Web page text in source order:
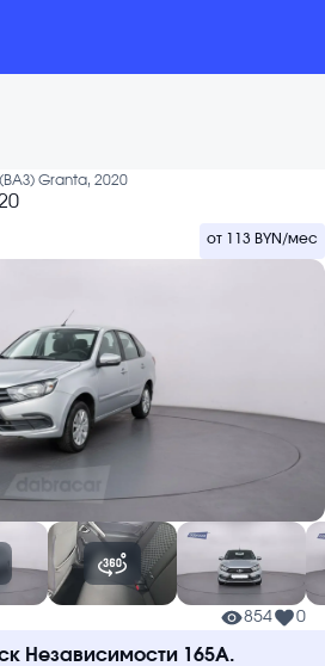
(ВАЗ) Granta, 2020
от 113 BYN /мес
854 0
Независимости 165А.